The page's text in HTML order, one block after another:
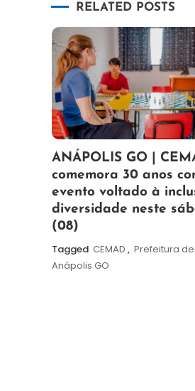
PostRELATED POSTS
7
de
agosto
de
2026
Maurilio
ANÁPOLIS GO |
comemora 30 anos
evento voltado à
diversidade neste
(08)
Tagged CEMAD , Prefeitura de
Anápolis GO